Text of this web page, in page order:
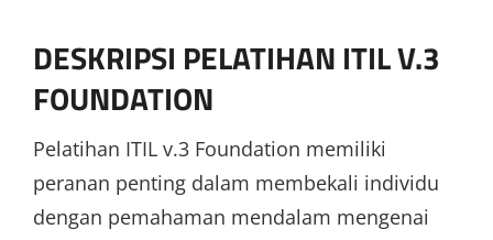
DESKRIPSI PELATIHAN ITIL V.3
FOUNDATION
Pelatihan ITIL v.3 Foundation memiliki
peranan penting dalam membekali individu
dengan pemahaman mendalam mengenai